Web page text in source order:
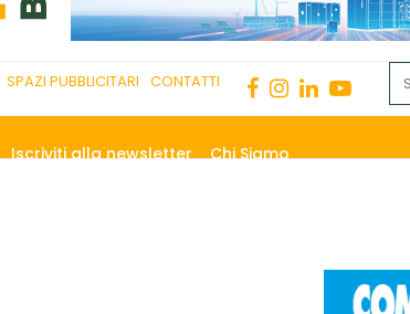
SPAZI PUBBLICITARI CONTATTI
Iscriviti alla newsletter Chi Siamo